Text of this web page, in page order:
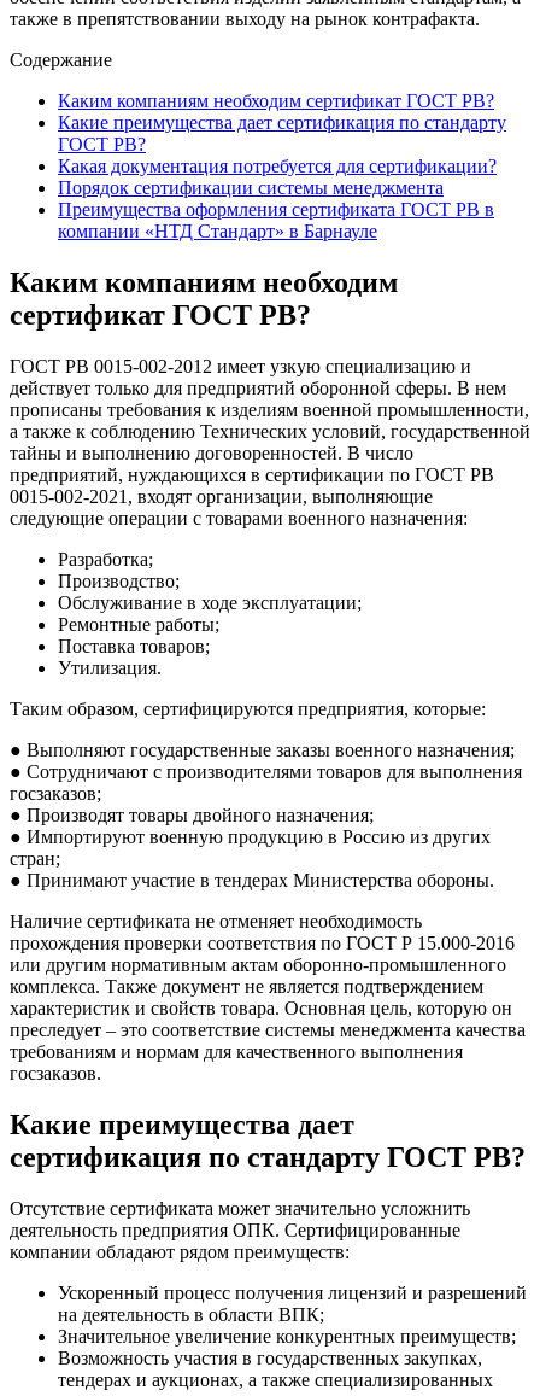
также в препятствовании выходу на рынок контрафакта.
Содержание
Каким компаниям необходим сертификат ГОСТ РВ?
Какие преимущества дает сертификация по стандарту
ГОСТ РВ?
Какая документация потребуется для сертификации?
Порядок сертификации системы менеджмента
Преимущества оформления сертификата ГОСТ РВ в
компании «НТД Стандарт» в Барнауле
Каким компаниям необходим
сертификат ГОСТ РВ?
ГОСТ РВ 0015-002-2012 имеет узкую специализацию и
действует только для предприятий оборонной сферы. В нем
прописаны требования к изделиям военной промышленности,
а также к соблюдению Технических условий, государственной
тайны и выполнению договоренностей. В число
предприятий, нуждающихся в сертификации по ГОСТ РВ
0015-002-2021, входят организации, выполняющие
следующие операции с товарами военного назначения:
Разработка;
Производство;
Обслуживание в ходе эксплуатации;
Ремонтные работы;
Поставка товаров;
Утилизация.
Таким образом, сертифицируются предприятия, которые:
● Выполняют государственные заказы военного назначения;
● Сотрудничают с производителями товаров для выполнения
госзаказов;
● Производят товары двойного назначения;
● Импортируют военную продукцию в Россию из других
стран;
● Принимают участие в тендерах Министерства обороны.
Наличие сертификата не отменяет необходимость
прохождения проверки соответствия по ГОСТ Р 15.000-2016
или другим нормативным актам оборонно-промышленного
комплекса. Также документ не является подтверждением
характеристик и свойств товара. Основная цель, которую он
преследует – это соответствие системы менеджмента качества
требованиям и нормам для качественного выполнения
госзаказов.
Какие преимущества дает
сертификация по стандарту ГОСТ РВ?
Отсутствие сертификата может значительно усложнить
деятельность предприятия ОПК. Сертифицированные
компании обладают рядом преимуществ:
Ускоренный процесс получения лицензий и разрешений
на деятельность в области ВПК;
Значительное увеличение конкурентных преимуществ;
Возможность участия в государственных закупках,
тендерах и аукционах, а также специализированных